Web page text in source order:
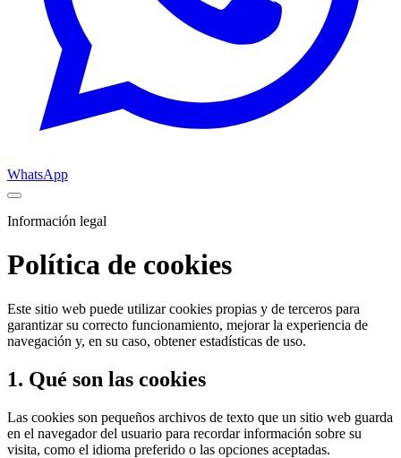
WhatsApp
Información legal
Política de cookies
Este sitio web puede utilizar cookies propias y de terceros para
garantizar su correcto funcionamiento, mejorar la experiencia de
navegación y, en su caso, obtener estadísticas de uso.
1. Qué son las cookies
Las cookies son pequeños archivos de texto que un sitio web guarda
en el navegador del usuario para recordar información sobre su
visita, como el idioma preferido o las opciones aceptadas.